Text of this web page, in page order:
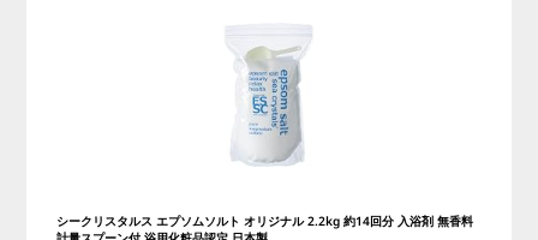
シークリスタルス エプソムソルト オリジナル 2.2kg 約14回分 入浴剤 無香料